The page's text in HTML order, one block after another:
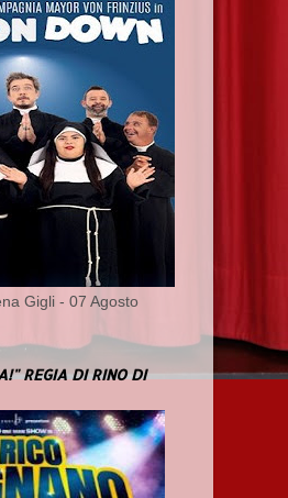
Gigli - 07 Agosto
REGIA DI RINO DI